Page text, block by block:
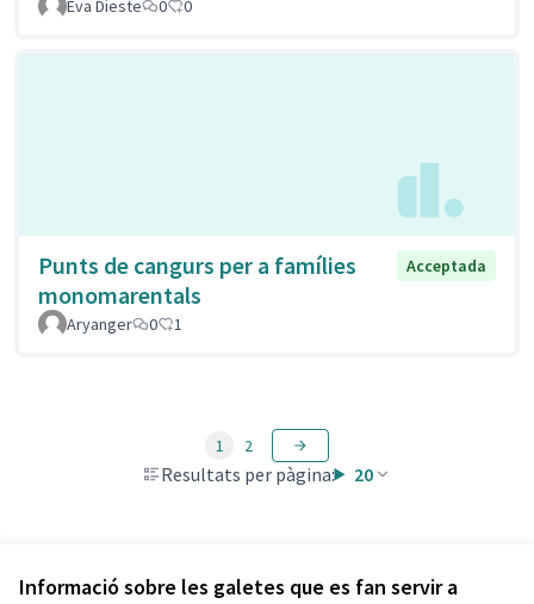
Informació sobre les galetes que es fan servir a
Eva Dieste 0 0
Punts de cangurs per a famílies
monomarentals
Acceptada
Aryanger 0 1
Resultats per pàgina: 20
1 2
Veure totes les propostes retirades